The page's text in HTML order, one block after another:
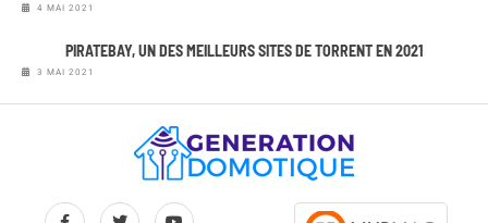
4 MAI 2021
PIRATEBAY, UN DES MEILLEURS SITES DE TORRENT EN 2021
3 MAI 2021